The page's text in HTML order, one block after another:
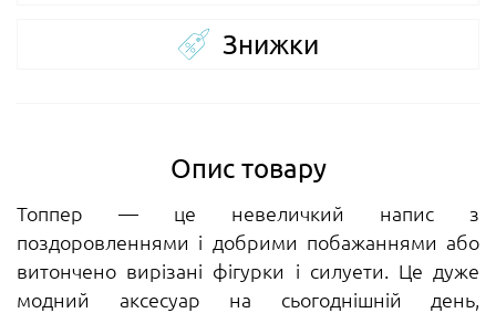
Знижки
Опис товару
Топпер — це невеличкий напис з
поздоровленнями і добрими побажаннями або
витончено вирізані фігурки і силуети. Це дуже
модний аксесуар на сьогоднішній день,